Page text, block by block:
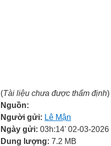
(Tài liệu chưa được thẩm định)
Nguồn:
Người gửi: Lê Mận
Ngày gửi: 03h:14' 02-03-2026
Dung lượng: 7.2 MB